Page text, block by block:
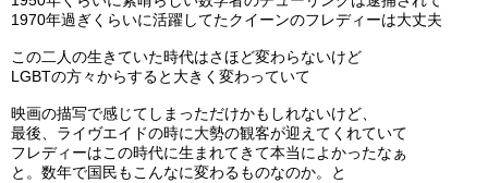
1970年過ぎくらいに活躍してたクイーンのフレディーは大丈夫
この二人の生きていた時代はさほど変わらないけど
LGBTの方々からすると大きく変わっていて
映画の描写で感じてしまっただけかもしれないけど、
最後、ライヴエイドの時に大勢の観客が迎えてくれていて
フレディーはこの時代に生まれてきて本当によかったなぁ
と。数年で国民もこんなに変わるものなのか。と